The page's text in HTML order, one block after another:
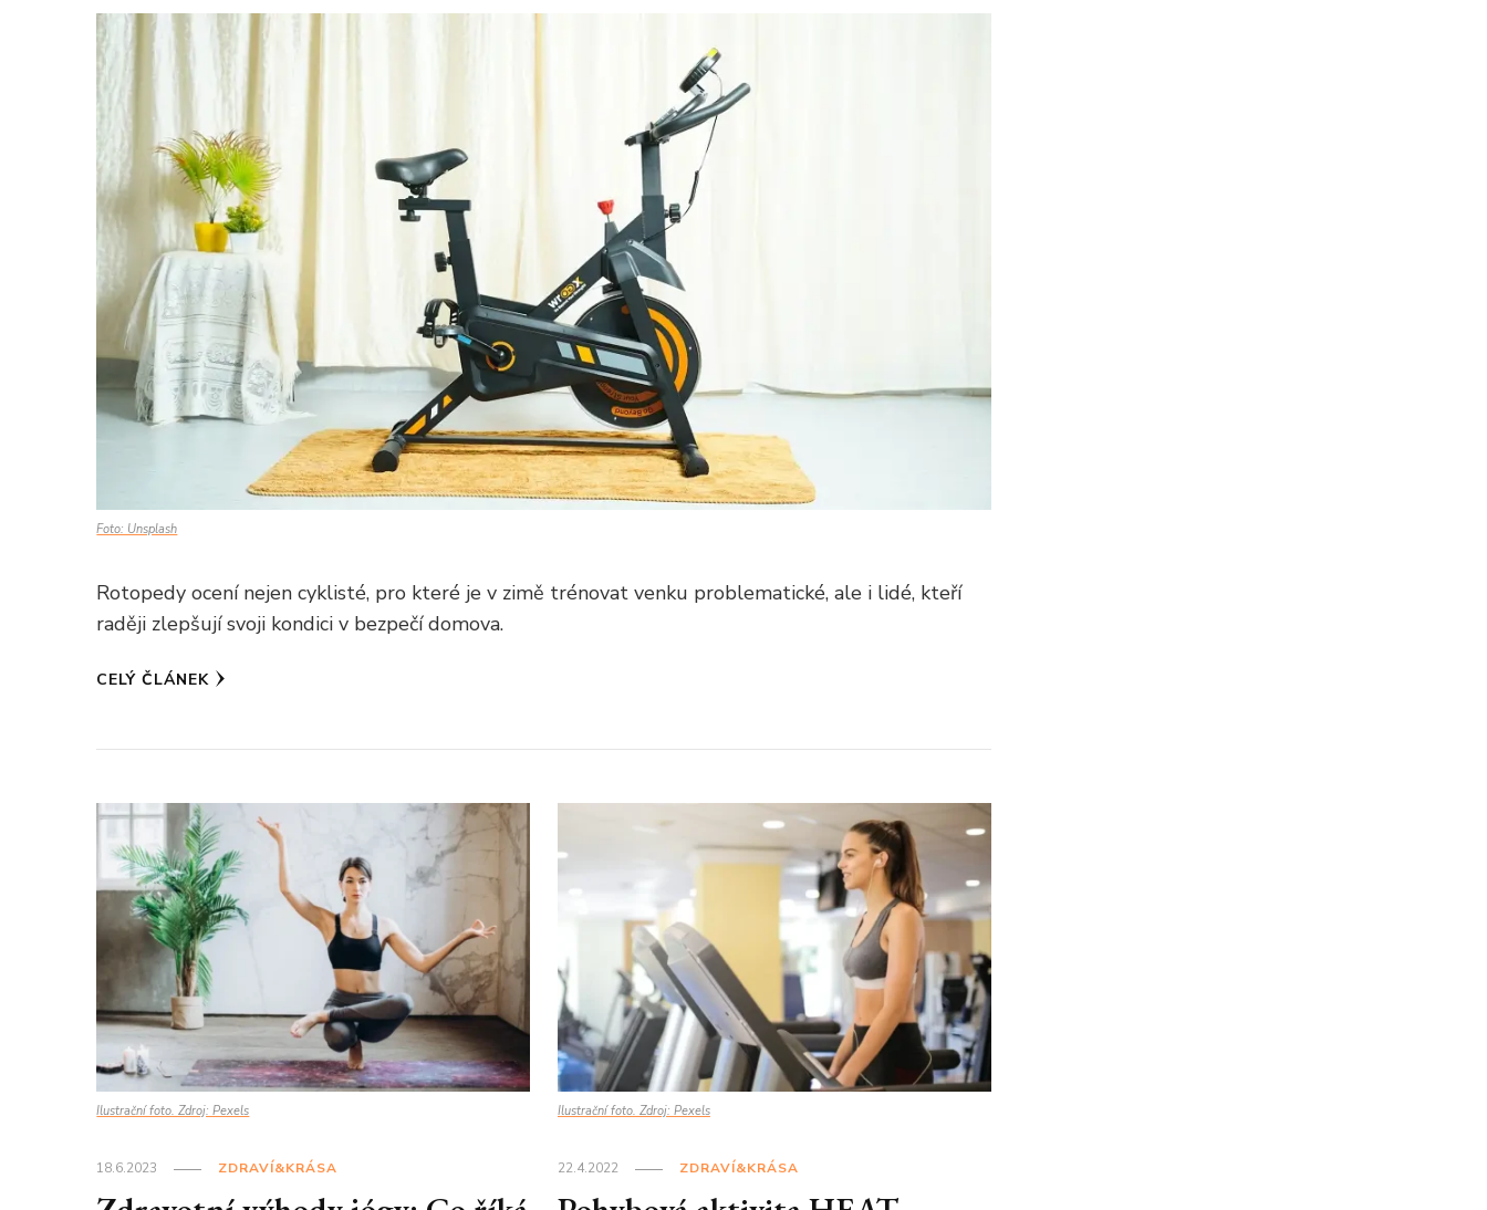
Foto: Unsplash
Rotopedy ocení nejen cyklisté, pro které je v zimě trénovat venku problematické, ale i lidé, kteří
raději zlepšují svoji kondici v bezpečí domova.
CELÝ ČLÁNEK
Ilustrační foto. Zdroj: Pexels
18.6.2023 ZDRAVÍ&KRÁSA
Ilustrační foto. Zdroj: Pexels
22.4.2022 ZDRAVÍ&KRÁSA